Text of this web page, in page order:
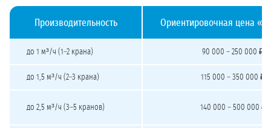
Производительность Ориентировочная цена
до 1 м³/ч (1–2 крана) 90 000 – 250 000 ₽
до 1,5 м³/ч (2–3 крана) 115 000 – 350 000 ₽
до 2,5 м³/ч (3–5 кранов) 140 000 – 500 000 ₽